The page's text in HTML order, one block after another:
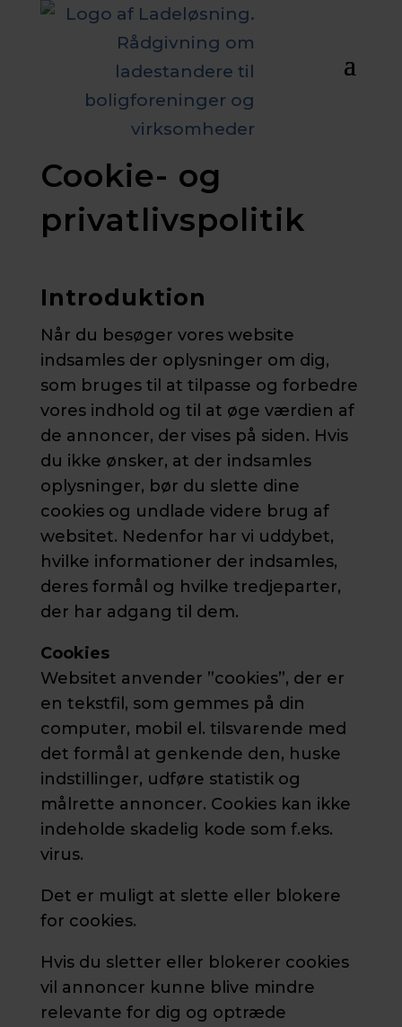
Cookie- og
privatlivspolitik
Introduktion
Når du besøger vores website
indsamles der oplysninger om dig,
som bruges til at tilpasse og forbedre
vores indhold og til at øge værdien af
de annoncer, der vises på siden. Hvis
du ikke ønsker, at der indsamles
oplysninger, bør du slette dine
cookies og undlade videre brug af
websitet. Nedenfor har vi uddybet,
hvilke informationer der indsamles,
deres formål og hvilke tredjeparter,
der har adgang til dem.
Cookies
Websitet anvender ”cookies”, der er
en tekstfil, som gemmes på din
computer, mobil el. tilsvarende med
det formål at genkende den, huske
indstillinger, udføre statistik og
målrette annoncer. Cookies kan ikke
indeholde skadelig kode som f.eks.
virus.
Det er muligt at slette eller blokere
for cookies.
Hvis du sletter eller blokerer cookies
vil annoncer kunne blive mindre
relevante for dig og optræde